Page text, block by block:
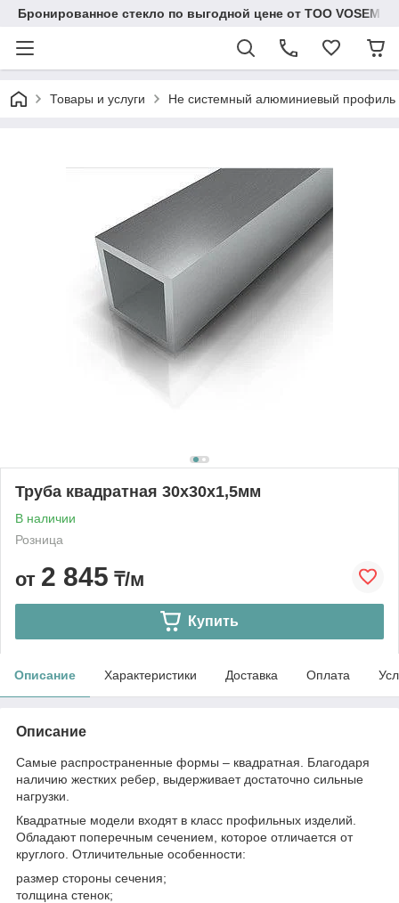
Бронированное стекло по выгодной цене от ТОО VOSEM
Товары и услуги Не системный алюминиевый профиль
Труба квадратная 30х30х1,5мм
В наличии
Розница
от 2 845 ₸/м
Купить
Описание Характеристики Доставка Оплата
Описание
Самые распространенные формы – квадратная. Благодаря
наличию жестких ребер, выдерживает достаточно сильные
нагрузки.
Квадратные модели входят в класс профильных изделий.
Обладают поперечным сечением, которое отличается от
круглого. Отличительные особенности:
размер стороны сечения;
толщина стенок;